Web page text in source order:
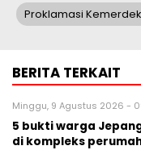
Proklamasi
BERITA TERKAIT
Minggu, 9 Agustus 2026 -
5 bukti warga
di kompleks